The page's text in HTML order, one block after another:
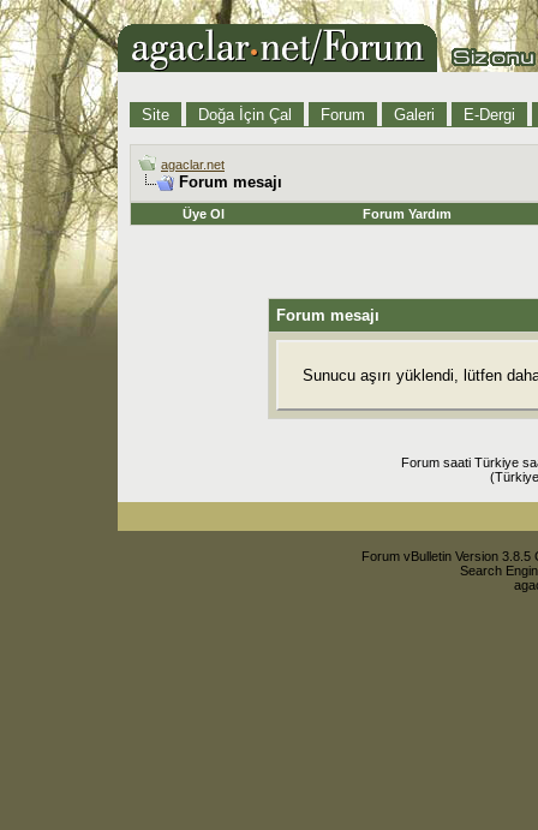
Site Doğa İçin Çal Forum Galeri E-Dergi
agaclar.net
Forum mesajı
Üye Ol Forum Yardım
Forum mesajı
Sunucu aşırı yüklendi, lütfen
Forum saati Türkiye
Forum vBulletin Version
Search